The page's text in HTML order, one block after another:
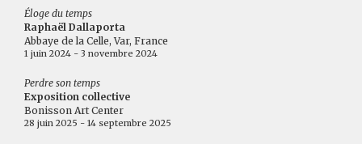
Éloge du temps
Raphaël Dallaporta
Abbaye de la Celle, Var, France
1 juin 2024 - 3 novembre 2024
Perdre son temps
Exposition collective
Bonisson Art Center
28 juin 2025 - 14 septembre 2025